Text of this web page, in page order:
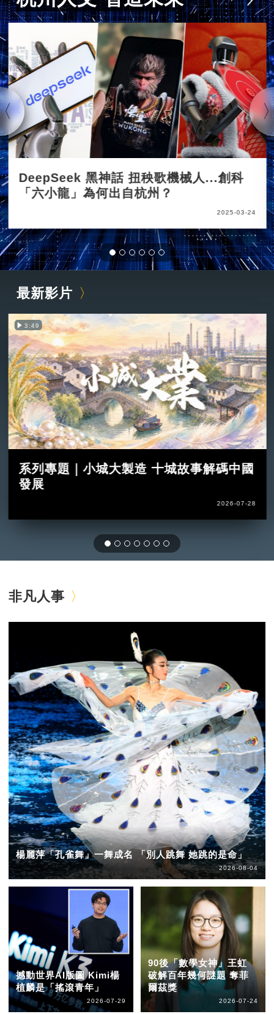
DeepSeek 黑神話 扭秧歌機械人...創科
「六小龍」為何出自杭州？
2025-03-24
最新影片
3:49
系列專題｜小城大製造 十城故事解碼中國
發展
2026-07-28
非凡人事
楊麗萍「孔雀舞」一舞成名 「別人跳舞 她跳的是命」
2026-08-04
撼動世界AI版圖 Kimi楊
植麟是「搖滾青年」
2026-07-29
90後「數學女神」王虹
破解百年幾何謎題 奪菲
爾茲獎
2026-07-24